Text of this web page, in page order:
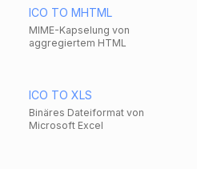
ICO TO MHTML
MIME-Kapselung von
aggregiertem HTML
ICO TO XLS
Binäres Dateiformat von
Microsoft Excel